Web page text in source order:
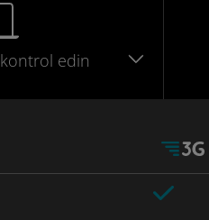
kontrol edin